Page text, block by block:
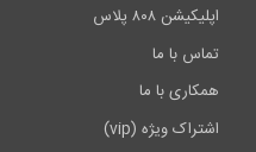
اپلیکیشن ۸۰۸ پلاس
تماس با ما
همکاری با ما
اشتراک ویژه (vip)